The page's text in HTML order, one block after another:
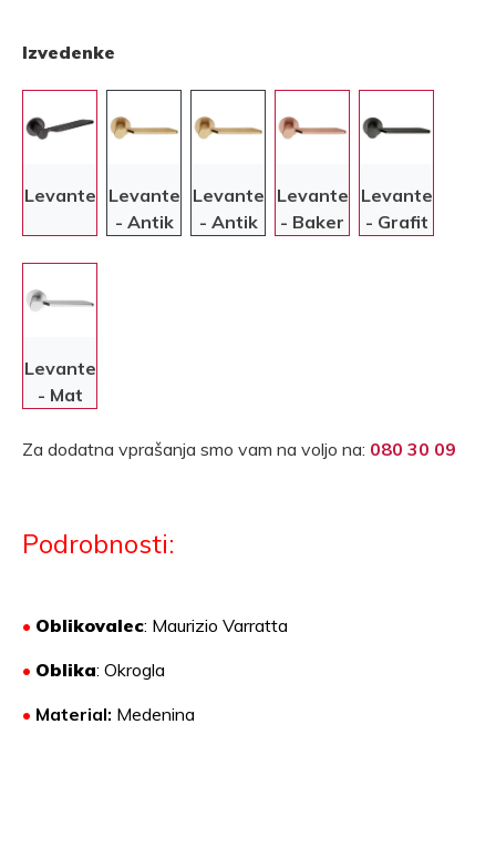
Izvedenke
Levante
Levante
- Antik
Levante
- Antik
Levante
- Baker
Levante
- Grafit
Levante
- Mat
Za dodatna vprašanja smo vam na voljo na: 080 30 09
Podrobnosti:
• Oblikovalec: Maurizio Varratta
• Oblika: Okrogla
• Material: Medenina